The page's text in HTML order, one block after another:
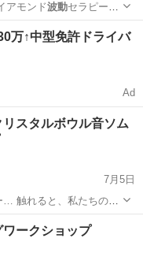
分 … (ダイアモンド波動セラピー付
身…
リング
万↑中型免許ドライバ
Ad
スタルボウル音ソム
7月5日
… 触れると、私たちの波
ークショップ